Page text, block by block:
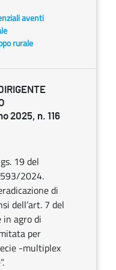
aventi
rurale
2025, n. 116
19 del
2024.
di
dell’art. 7 del
in agro di
per
-multiplex